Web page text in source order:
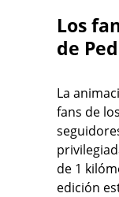
Los
de
La
fans de
de 1
edición